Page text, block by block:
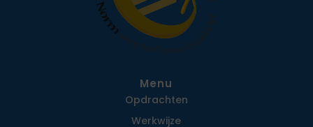
Menu
Opdrachten
Werkwijze